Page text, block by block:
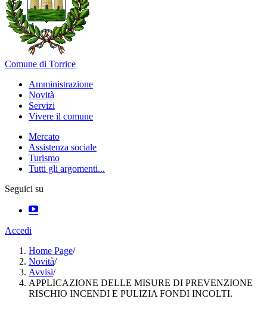
Comune di Torrice
Amministrazione
Novità
Servizi
Vivere il comune
Mercato
Assistenza sociale
Turismo
Tutti gli argomenti...
Seguici su
Accedi
Home Page/
Novità/
Avvisi/
APPLICAZIONE DELLE MISURE DI PREVENZIONE
RISCHIO INCENDI E PULIZIA FONDI INCOLTI.